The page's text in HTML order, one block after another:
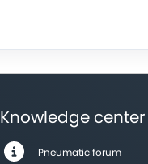
Knowledge center
Pneumatic forum